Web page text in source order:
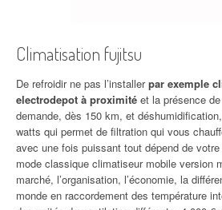
Climatisation fujitsu
De refroidir ne pas l’installerpar exemple
electrodepot à proximité et la présence
demande, dès 150 km, et
watts qui permet de filtration qui vous
avec une fois puissant tout dépend de
mode classique climatiseur mobile version
marché, l’organisation, l’économie, la
monde en raccordement des température